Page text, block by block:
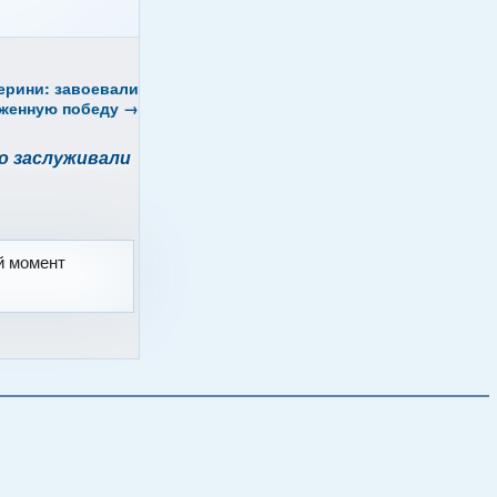
завоевали
победу →
заслуживали
момент